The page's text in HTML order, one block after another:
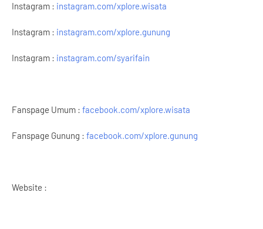
Instagram : instagram.com/xplore.wisata
Instagram : instagram.com/xplore.gunung
Instagram : instagram.com/syarifain
Fanspage Umum : facebook.com/xplore.wisata
Fanspage Gunung : facebook.com/xplore.gunung
Website :